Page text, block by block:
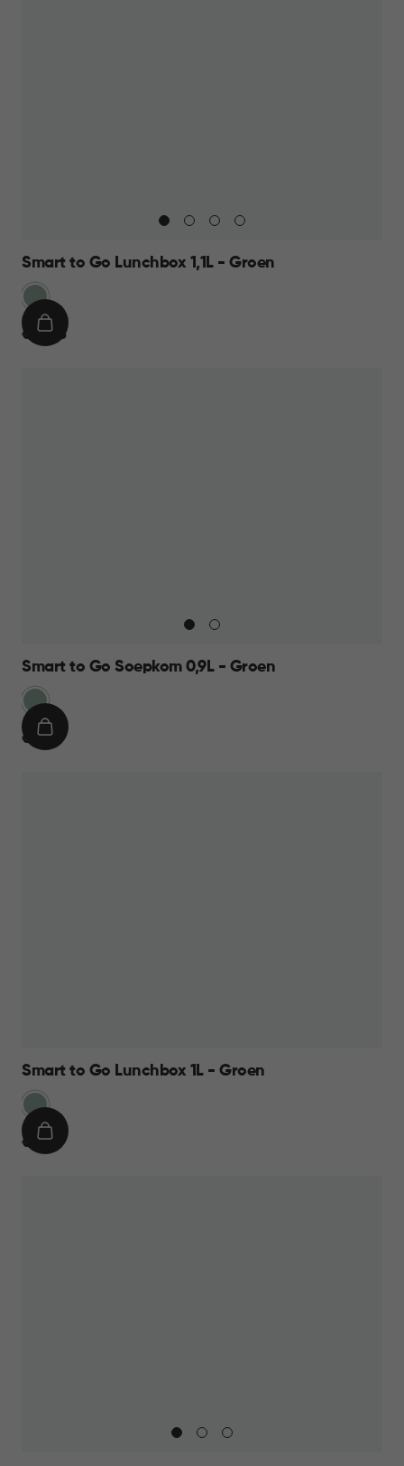
Smart to Go Lunchbox 1,1L - Groen
Groen
€
€ 10,95
IN
Smart to Go Soepkom 0,9L - Groen
Groen
€
€ 7,95
IN
Smart to Go Lunchbox 1L - Groen
Groen
€
€ 9,95
IN